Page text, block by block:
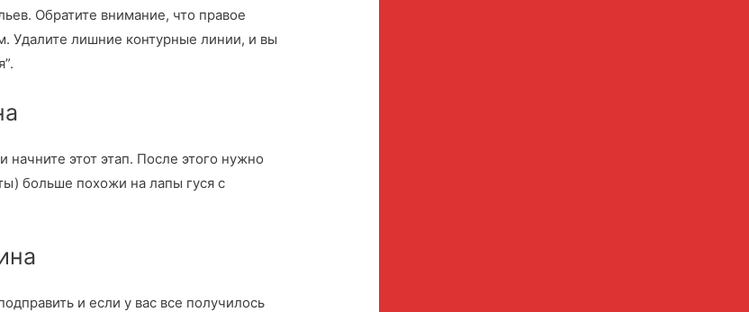
Обратите внимание, что правое
Удалите лишние контурные линии, и вы
начните этот этап. После этого нужно
больше похожи на лапы гуся с
и если у вас все получилось